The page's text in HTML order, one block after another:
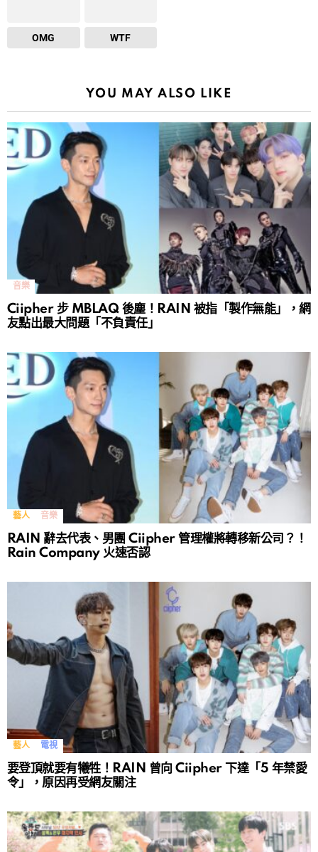
OMG WTF
YOU MAY ALSO LIKE
音樂
Ciipher 步 MBLAQ 後塵！RAIN 被指「製作無能」，網
友點出最大問題「不負責任」
藝人 音樂
RAIN 辭去代表、男團 Ciipher 管理權將轉移新公司？！
Rain Company 火速否認
藝人 電視
要登頂就要有犧牲！RAIN 曾向 Ciipher 下達「5 年禁愛
令」，原因再受網友關注